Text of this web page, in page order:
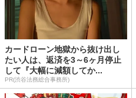
カードローン地獄から抜け出し
たい人は、返済を3～6ヶ月停止
して『大幅に減額してか...
PR(渋谷法務総合事務所)